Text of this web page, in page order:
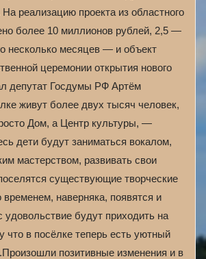
реализацию проекта из областного
более 10 миллионов рублей, 2,5 —
несколько месяцев — и объект
церемонии открытия нового
депутат Госдумы РФ Артём
живут более двух тысяч человек,
Дом, а Центр культуры, —
дети будут заниматься вокалом,
мастерством, развивать свои
существующие творческие
временем, наверняка, появятся и
удовольствие будут приходить на
что в посёлке теперь есть уютный
позитивные изменения и в